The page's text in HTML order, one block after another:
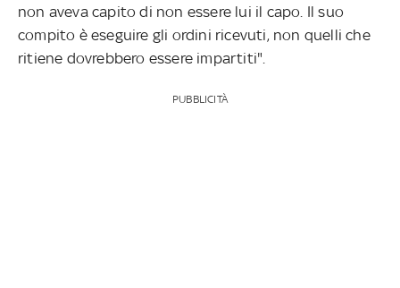
non aveva capito di non essere lui il capo. Il suo
compito è eseguire gli ordini ricevuti, non quelli che
ritiene dovrebbero essere impartiti".
PUBBLICITÀ